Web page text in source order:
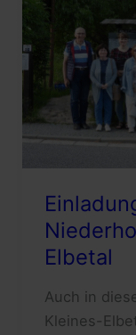
Elbetal
Auch in
Kleines-